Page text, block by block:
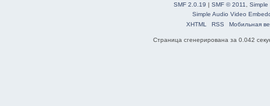
SMF 2.0.19 | SMF © 2011
Simple
Simple Audio Video
XHTML
RSS Мобильная
Страница сгенерирована за 0.042